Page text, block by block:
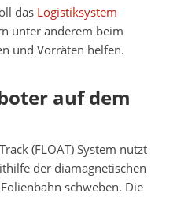
das Logistiksystem
unter anderem beim
und Vorräten helfen.
auf dem
(FLOAT) System nutzt
der diamagnetischen
schweben. Die